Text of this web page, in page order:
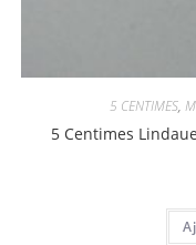
5 CENTIMES,
5 Centimes